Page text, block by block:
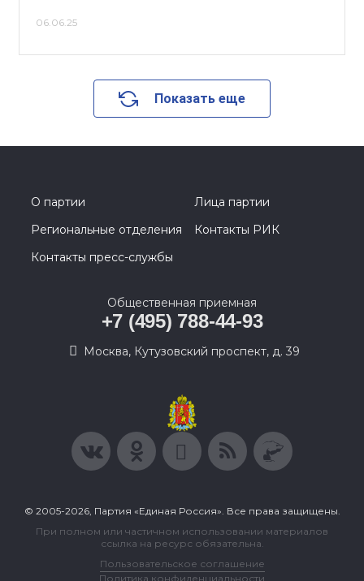
06.06.25
Показать еще
О партии
Лица партии
Региональные отделения
Контакты РИК
Контакты пресс-службы
Общественная приемная
+7 (495) 788-44-93
Москва, Кутузовский проспект, д. 39
© 2005-2026, Партия «Единая Россия». Все права защищены.
При полном или частичном использовании материалов
ссылка на ресурс обязательна.
Пользовательское соглашение
Политика конфиденциальности